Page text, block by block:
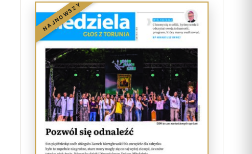
NAJNOWSZY